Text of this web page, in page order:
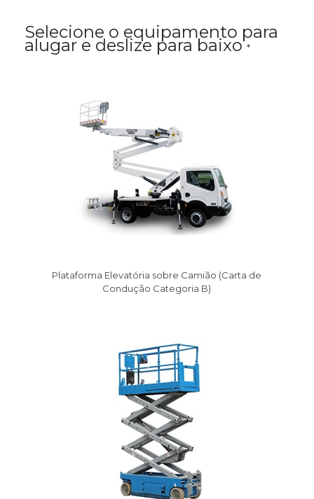
Selecione o equipamento para
alugar e deslize para baixo*
Plataforma Elevatória sobre Camião (Carta de
Condução Categoria B)